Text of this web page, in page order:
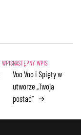
Voo Voo i Spięty w
utworze „Twoja
postać” →